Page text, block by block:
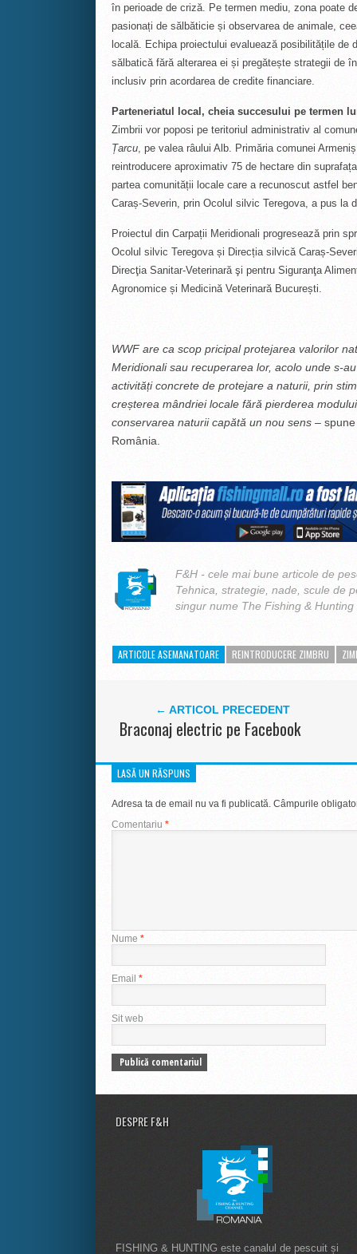
în perioade de criză. Pe termen mediu, zona poate
pasionați de sălbăticie și observarea de animale,
locală. Echipa proiectului evaluează posibilitățile de
sălbatică fără alterarea ei și pregătește strategii de
inclusiv prin acordarea de credite financiare.
Parteneriatul local, cheia succesului pe termen
Zimbrii vor poposi pe teritoriul administrativ al
Țarcu, pe valea râului Alb. Primăria comunei
reintroducere aproximativ 75 de hectare din
partea comunității locale care a recunoscut astfel
Caraș-Severin, prin Ocolul silvic Teregova, a pus la
Proiectul din Carpații Meridionali progresează prin
Ocolul silvic Teregova și Direcția silvică Caraș-
Direcţia Sanitar-Veterinară şi pentru Siguranţa
Agronomice și Medicină Veterinară București.
WWF are ca scop pricipal protejarea valorilor
Meridionali sau recuperarea lor, acolo unde s-
activități concrete de protejare a naturii, prin
creșterea mândriei locale fără pierderea
conservarea naturii capătă un nou sens –
România.
F&H - cele mai bune articole de
Tehnica, strategie, nade, scule de
singur nume The Fishing & Hunting
ARTICOLE ASEMANATOARE REINTRODUCERE ZIMBRU
← ARTICOL PRECEDENT
Braconaj electric pe Facebook
LASĂ UN RĂSPUNS
Adresa ta de email nu va fi publicată. Câmpurile
Comentariu *
Nume *
Email *
Sit web
DESPRE F&H
FISHING & HUNTING este canalul de pescuit și